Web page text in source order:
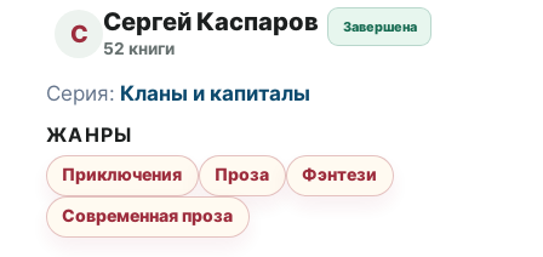
С Сергей Каспаров
52 книги
Завершена
Серия: Кланы и капиталы
ЖАНРЫ
Приключения Проза
Фэнтези
Современная проза